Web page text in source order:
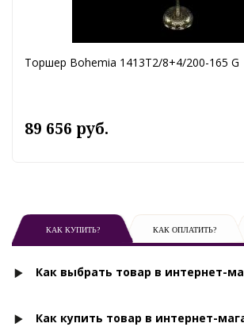
Торшер Bohemia 1413T2/8+4/200-165 G
89 656 руб.
КАК КУПИТЬ? КАК ОПЛАТИТЬ?
Как выбрать товар в интернет-
Как купить товар в интернет-